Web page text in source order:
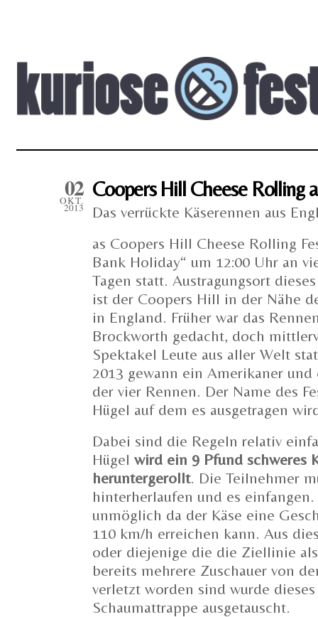
02
OKT.
2013
Coopers Hill Cheese Rolling
Das verrückte Käserennen aus
as Coopers Hill Cheese Rolling
Bank Holiday“ um 12:00 Uhr an
Tagen statt. Austragungsort
ist der Coopers Hill in der Nähe
in England. Früher war das
Brockworth gedacht, doch
Spektakel Leute aus aller Welt
2013 gewann ein Amerikaner
der vier Rennen. Der Name des
Hügel auf dem es ausgetragen
Dabei sind die Regeln relativ
Hügel wird ein 9 Pfund schweres
heruntergerollt. Die Teilnehmer
hinterherlaufen und es
unmöglich da der Käse eine
110 km/h erreichen kann. Aus
oder diejenige die die Ziellinie
bereits mehrere Zuschauer von
verletzt worden sind wurde
Schaumattrappe ausgetauscht.